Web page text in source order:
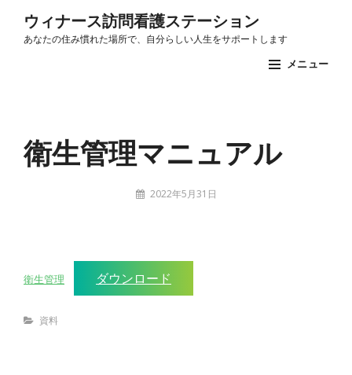
ウィナース訪問看護ステーション
あなたの住み慣れた場所で、自分らしい人生をサポートします
メニュー
衛生管理マニュアル
投 2022年5月31日
衛生管理 ダウンロード
Categories
資料